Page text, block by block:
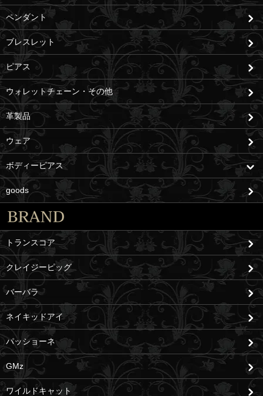
ペンダント
ブレスレット
ピアス
ウォレットチェーン・その他
革製品
ウェア
ボディーピアス
goods
トランスコア
クレイジーピッグ
バーバラ
ネイキッドアイ
パッショーネ
GMz
ワイルドキャット